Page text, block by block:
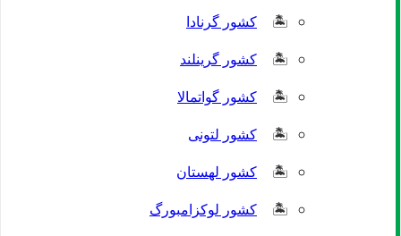
کشور گرنادا
کشور گرینلند
کشور گواتمالا
کشور لتونی
کشور لهستان
کشور لوکزامبورگ